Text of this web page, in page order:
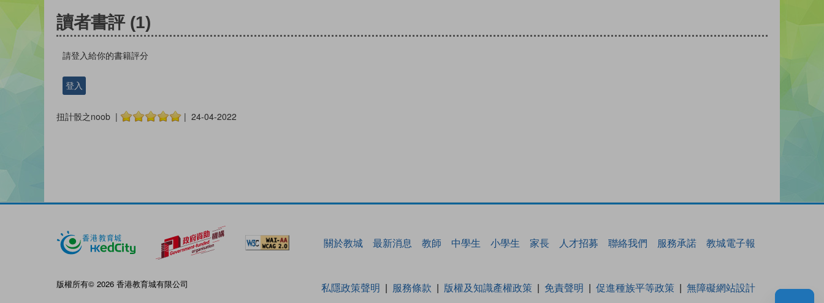
讀者書評 (1)
請登入給你的書籍評分
登入
扭計骰之noob | | 24-04-2022
關於教城 最新消息 教師 中學生 小學生 家長 人才招募 聯絡我們 服務承諾 教城電子報
版權所有© 2026 香港教育城有限公司 私隱政策聲明 服務條款 版權及知識產權政策 免責聲明 促進種族平等政策 無障礙網站設計